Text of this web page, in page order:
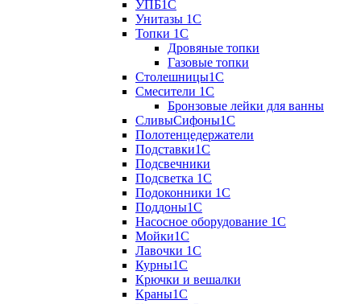
УПБ1С
Унитазы 1С
Топки 1С
Дровяные топки
Газовые топки
Столешницы1С
Смесители 1С
Бронзовые лейки для ванны
СливыСифоны1С
Полотенцедержатели
Подставки1С
Подсвечники
Подсветка 1С
Подоконники 1С
Поддоны1С
Насосное оборудование 1С
Мойки1С
Лавочки 1С
Курны1С
Крючки и вешалки
Краны1С